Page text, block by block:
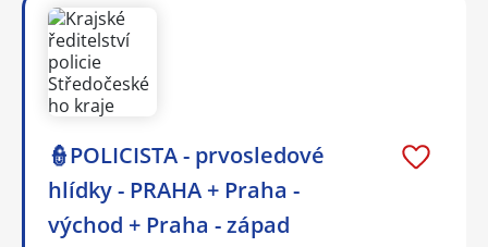
👮POLICISTA - prvosledové
hlídky - PRAHA + Praha -
východ + Praha - západ